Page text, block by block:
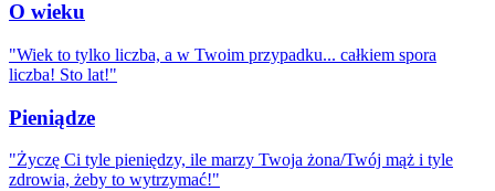
O wieku
"Wiek to tylko liczba, a w Twoim przypadku... całkiem spora
liczba! Sto lat!"
Pieniądze
"Życzę Ci tyle pieniędzy, ile marzy Twoja żona/Twój mąż i tyle
zdrowia, żeby to wytrzymać!"